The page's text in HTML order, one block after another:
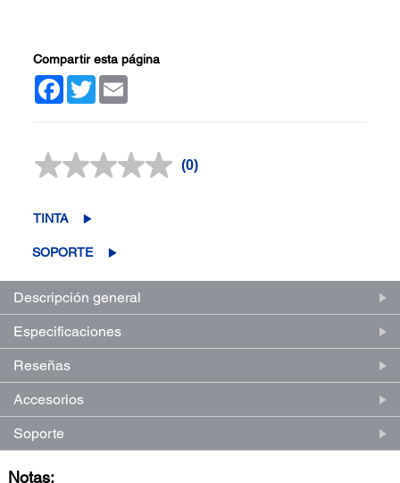
Compartir esta página
Facebook
Twitter
Sin
(0)
TINTA
SOPORTE
Descripción general
Especificaciones
Reseñas
Accesorios
Soporte
Notas: